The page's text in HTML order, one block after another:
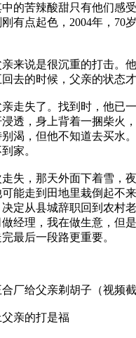
的苦辣酸甜只有他们感
有点起色，2004年，70
来说是很沉重的打击。
去的时候，父亲的状态才
亲走失了。找到时，他已
透，身上背着一捆柴火
渴，但他不知道去买水
家。
失，那天外面下着雪，
能走到田地里栽倒起不
定从县城辞职回到农村
经理，我在做生意，但
最后一段路更重要。
厂给父亲剃胡子（视频
亲的打是福